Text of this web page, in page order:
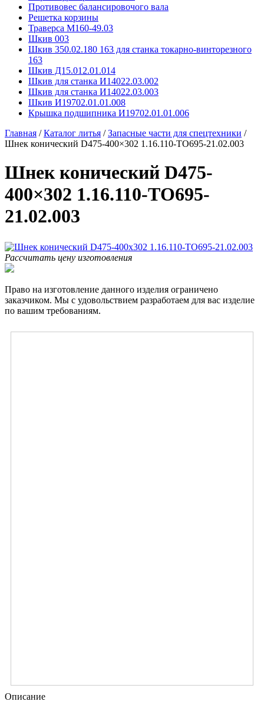
Противовес балансировочого вала
Решетка корзины
Траверса М160-49.03
Шкив 003
Шкив 350.02.180 163 для станка токарно-винторезного
163
Шкив Д15.012.01.014
Шкив для станка И14022.03.002
Шкив для станка И14022.03.003
Шкив И19702.01.01.008
Крышка подшипника И19702.01.01.006
Главная /Каталог литья /Запасные части для спецтехники /
Шнек конический D475-400×302 1.16.110-ТО695-21.02.003
Шнек конический D475-
400×302 1.16.110-ТО695-
21.02.003
Рассчитать цену изготовления
Право на изготовление данного изделия ограничено
заказчиком. Мы с удовольствием разработаем для вас изделие
по вашим требованиям.
Описание